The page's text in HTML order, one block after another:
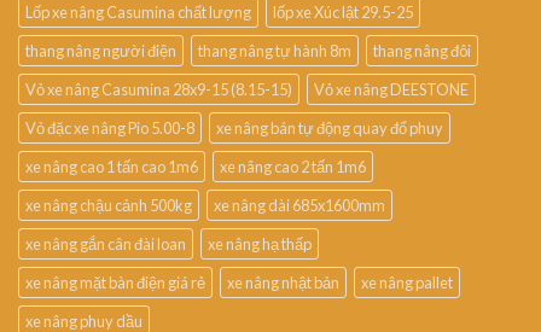
Lốp xe nâng Casumina chất lượng
lốp xe Xúc lật 29.5-25
thang nâng người điện
thang nâng tự hành 8m
thang nâng đôi
Vỏ xe nâng Casumina 28x9-15 (8.15-15)
Vỏ xe nâng DEESTONE
Vỏ đặc xe nâng Pio 5.00-8
xe nâng bán tự động quay đổ phuy
xe nâng cao 1 tấn cao 1m6
xe nâng cao 2 tấn 1m6
xe nâng chậu cảnh 500kg
xe nâng dài 685x1600mm
xe nâng gắn cân đài loan
xe nâng hạ thấp
xe nâng mặt bàn điện giá rẻ
xe nâng nhật bản
xe nâng pallet
xe nâng phuy dầu